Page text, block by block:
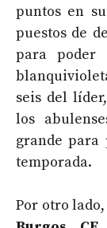
puntos en
puestos de
para poder
seis del
los
grande para
temporada.
Por otro